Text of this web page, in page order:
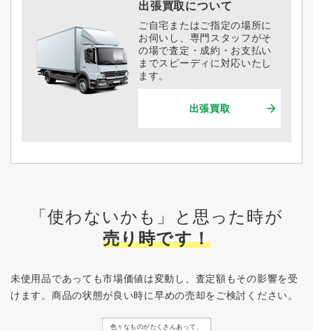
出張買取について
ご自宅またはご指定の場所に
お伺いし、専門スタッフがそ
の場で査定・成約・お支払い
までスピーディに対応いたし
ます。
出張買取
「使わないかも」と思った時が
売り時です！
未使用品であっても市場価値は変動し、査定額もその影響を受
けます。 商品の状態が良い時に早めの売却をご検討ください。
色々なものがたくさんあって、